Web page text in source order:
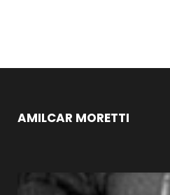
AMILCAR MORETTI